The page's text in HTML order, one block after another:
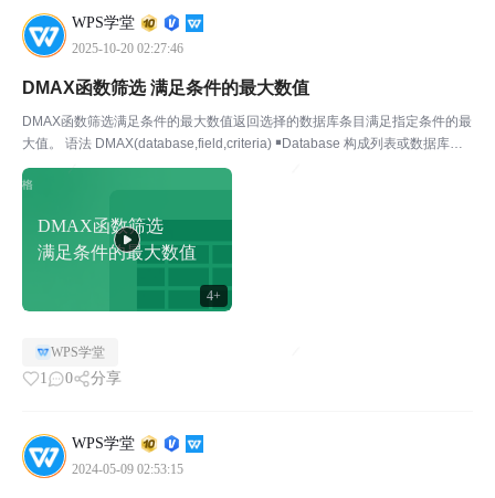
WPS学堂
2025-10-20 02:27:46
DMAX函数筛选
满足条件的最大数值
4+
DMAX函数筛选 满足条件的最大数值
DMAX函数筛选满足条件的最大数值返回选择的数据库条目满足指定条件的最
大值。 语法 DMAX(database,field,criteria) ￭Database 构成列表或数据库的
单元格区域。 数据库是包含一组相关数据的列表，其中包含相关信息的行为
记录，...
WPS学堂
1 0 分享
WPS学堂
2024-05-09 02:53:15